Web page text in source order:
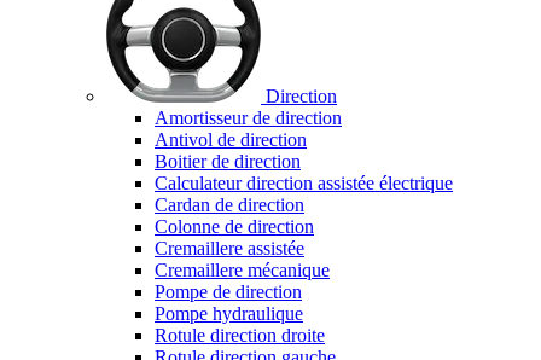
Direction
Amortisseur de direction
Antivol de direction
Boitier de direction
Calculateur direction assistée électrique
Cardan de direction
Colonne de direction
Cremaillere assistée
Cremaillere mécanique
Pompe de direction
Pompe hydraulique
Rotule direction droite